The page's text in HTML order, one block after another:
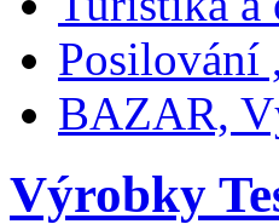
Posilování
BAZAR,
Výrobky